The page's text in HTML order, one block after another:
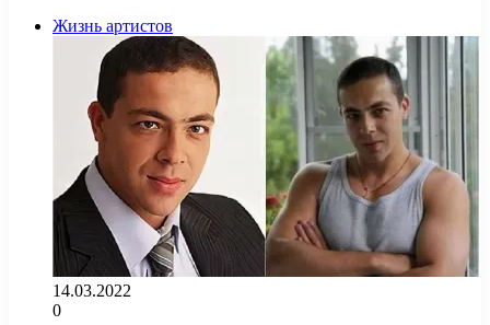
Жизнь артистов
14.03.2022
0